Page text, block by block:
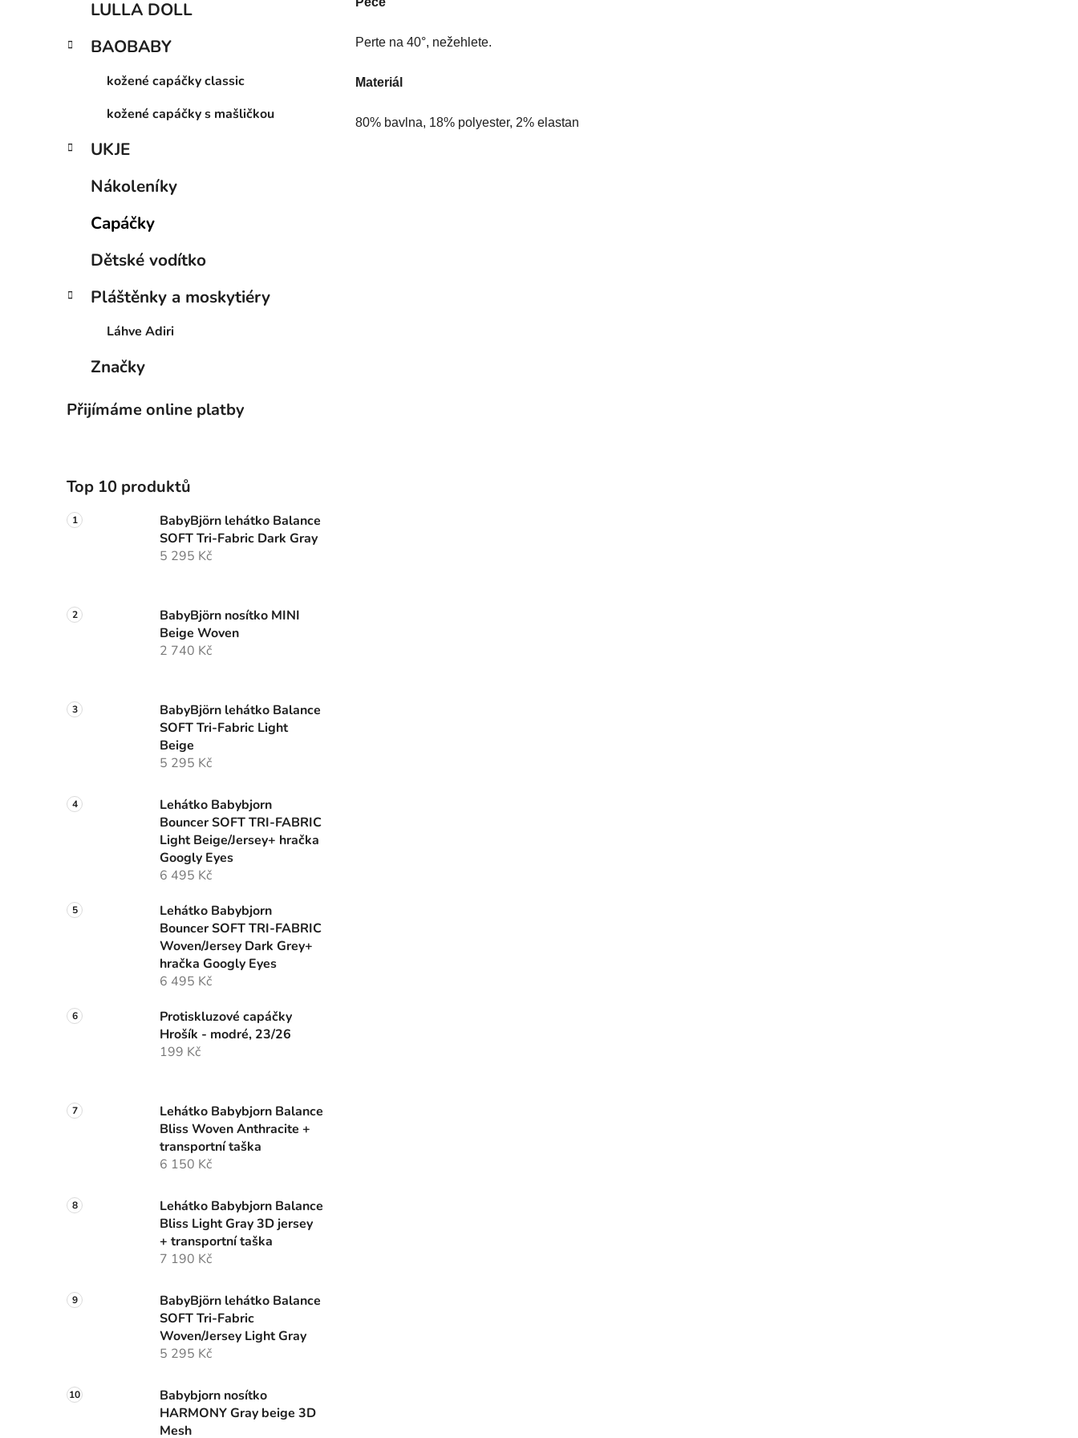
LULLA DOLL
BAOBABY
kožené capáčky classic
kožené capáčky s mašličkou
UKJE
Nákoleníky
Capáčky
Dětské vodítko
Pláštěnky a moskytiéry
Láhve Adiri
Značky
Přijímáme online platby
Top 10 produktů
BabyBjörn lehátko Balance
SOFT Tri-Fabric Dark Gray
5 295 Kč
BabyBjörn nosítko MINI
Beige Woven
2 740 Kč
BabyBjörn lehátko Balance
SOFT Tri-Fabric Light
Beige
5 295 Kč
Lehátko Babybjorn
Bouncer SOFT TRI-FABRIC
Light Beige/Jersey+ hračka
Googly Eyes
6 495 Kč
Lehátko Babybjorn
Bouncer SOFT TRI-FABRIC
Woven/Jersey Dark Grey+
hračka Googly Eyes
6 495 Kč
Protiskluzové capáčky
Hrošík - modré, 23/26
199 Kč
Lehátko Babybjorn Balance
Bliss Woven Anthracite +
transportní taška
6 150 Kč
Lehátko Babybjorn Balance
Bliss Light Gray 3D jersey
+ transportní taška
7 190 Kč
BabyBjörn lehátko Balance
SOFT Tri-Fabric
Woven/Jersey Light Gray
5 295 Kč
Babybjorn nosítko
HARMONY Gray beige 3D
Mesh
Perte na 40°, nežehlete.
Materiál
80% bavlna, 18% polyester, 2% elastan